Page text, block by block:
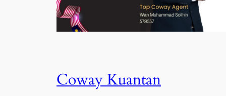
Coway Kuantan